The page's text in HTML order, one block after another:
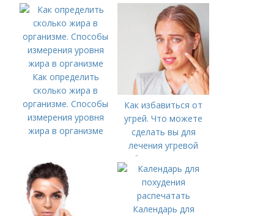
Как определить
сколько жира в
организме. Способы
измерения уровня
жира в организме
Как избавиться от
угрей. Что можете
сделать вы для
лечения угревой
болезни (акне)
Календарь для